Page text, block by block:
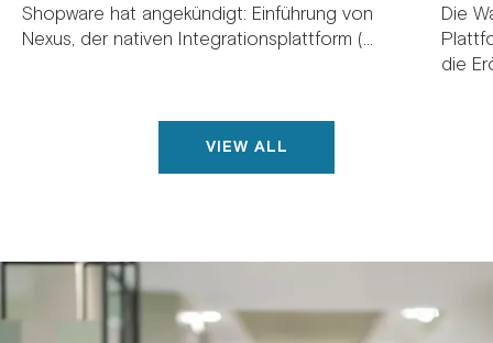
Shopware hat angekündigt: Einführung von
Nexus, der nativen Integrationsplattform (...
Die
die
VIEW ALL